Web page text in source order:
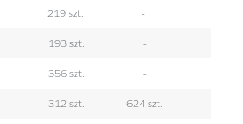
219 szt.
-
193 szt.
-
356 szt.
-
312 szt.
624 szt.